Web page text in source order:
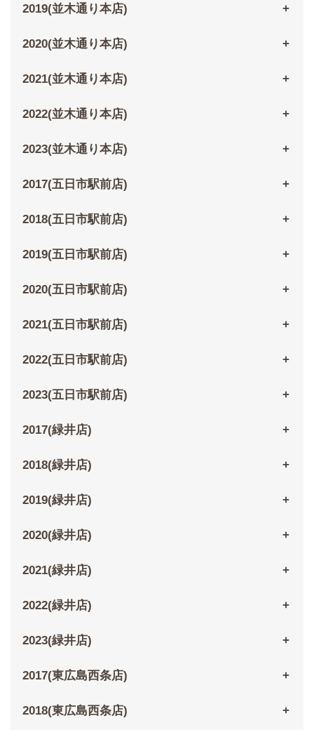
2019(並木通り本店)
2020(並木通り本店)
2021(並木通り本店)
2022(並木通り本店)
2023(並木通り本店)
2017(五日市駅前店)
2018(五日市駅前店)
2019(五日市駅前店)
2020(五日市駅前店)
2021(五日市駅前店)
2022(五日市駅前店)
2023(五日市駅前店)
2017(緑井店)
2018(緑井店)
2019(緑井店)
2020(緑井店)
2021(緑井店)
2022(緑井店)
2023(緑井店)
2017(東広島西条店)
2018(東広島西条店)